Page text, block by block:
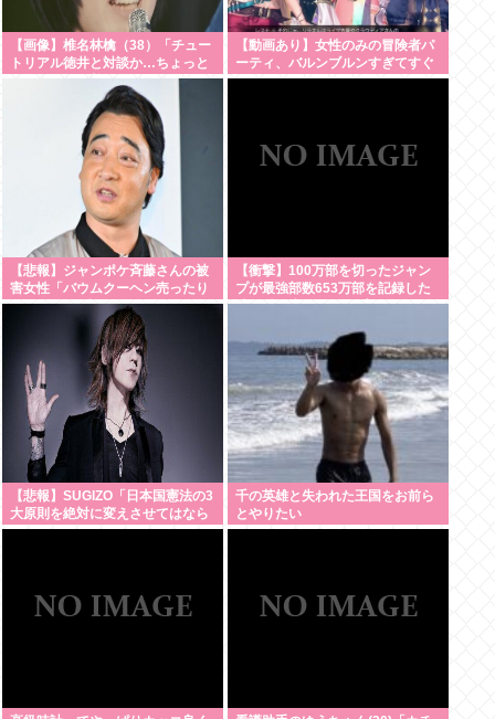
【画像】椎名林檎（38）「チュー
トリアル徳井と対談か…ちょっと
セクシーな服着ていくか」
【Pickup05154359】
【動画あり】女性のみの冒険者パ
ーティ、バルンブルンすぎてすぐ
男に狙われそう
【悲報】ジャンポケ斉藤さんの被
害女性「バウムクーヘン売ったり
TikTokライブしててムカついたか
ら示談しなかっ
た」・・・・・・・・・
【衝撃】100万部を切ったジャン
プが最強部数653万部を記録した
時の週刊少年ジャンプの面子がヤ
【悲報】SUGIZO「日本国憲法の3
大原則を絶対に変えさせてはなら
ない」
千の英雄と失われた王国をお前ら
とやりたい